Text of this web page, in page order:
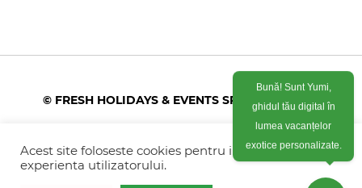
© FRESH HOLIDAYS & EVENTS SRL 2026
(vis-a-vis de Greengate)
Acest site foloseste cookies pentru imbunatati
experienta utilizatorului.
Bună! Sunt Yumi,
ghidul tău digital în
lumea vacanțelor
exotice personalizate.